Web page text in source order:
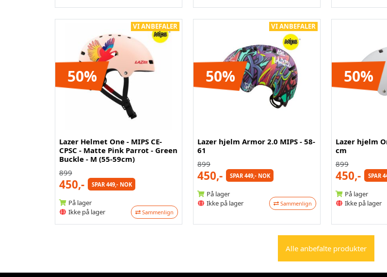
VI ANBEFALER
50%
Lazer Helmet One - MIPS CE-
CPSC - Matte Pink Parrot - Green
Buckle - M (55-59cm)
899
450,- SPAR 449,- NOK
På lager
Ikke på lager
Sammenlign
VI ANBEFALER
50%
Lazer hjelm Armor 2.0 MIPS - 58-
61
899
450,- SPAR 449,- NOK
På lager
Ikke på lager
Sammenlign
50%
Lazer hjelm
cm
899
450,- SPAR
På lager
Ikke på lager
Alle anbefalte produkter